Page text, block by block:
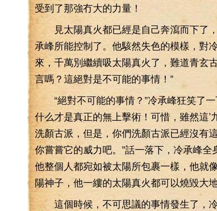
受到了那強冇大的力量！
見太陽真火都已經是自己奔瀉而下了
承峰所能控制了。他駭然失色的模樣，對
來，千萬別繼續吸太陽真火了，難道青玄
言嗎？這絕對是不可能的事情！”
“絕對不可能的事情？”冷承峰狂笑了一
什么才是真正的無上擊術！可惜，雖然這’
洗顏古派，但是，你們洗顏古派已經沒有
你嘗嘗它的威力吧。”話一落下，冷承峰全
他整個人都宛如被太陽所包裹一樣，他就
陽神子，他一縷的太陽真火都可以燒毀大地
這個時候，不可思議的事情發生了，冷